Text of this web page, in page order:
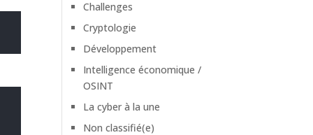
Challenges
Cryptologie
Développement
Intelligence économique /
OSINT
La cyber à la une
Non classifié(e)